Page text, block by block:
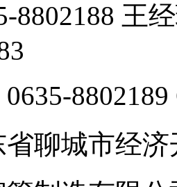
8802188 王
聊城市经